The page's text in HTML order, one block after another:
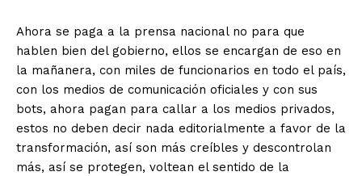
Ahora se paga a la prensa nacional no para que
hablen bien del gobierno, ellos se encargan de eso en
la mañanera, con miles de funcionarios en todo el país,
con los medios de comunicación oficiales y con sus
bots, ahora pagan para callar a los medios privados,
estos no deben decir nada editorialmente a favor de la
transformación, así son más creíbles y descontrolan
más, así se protegen, voltean el sentido de la